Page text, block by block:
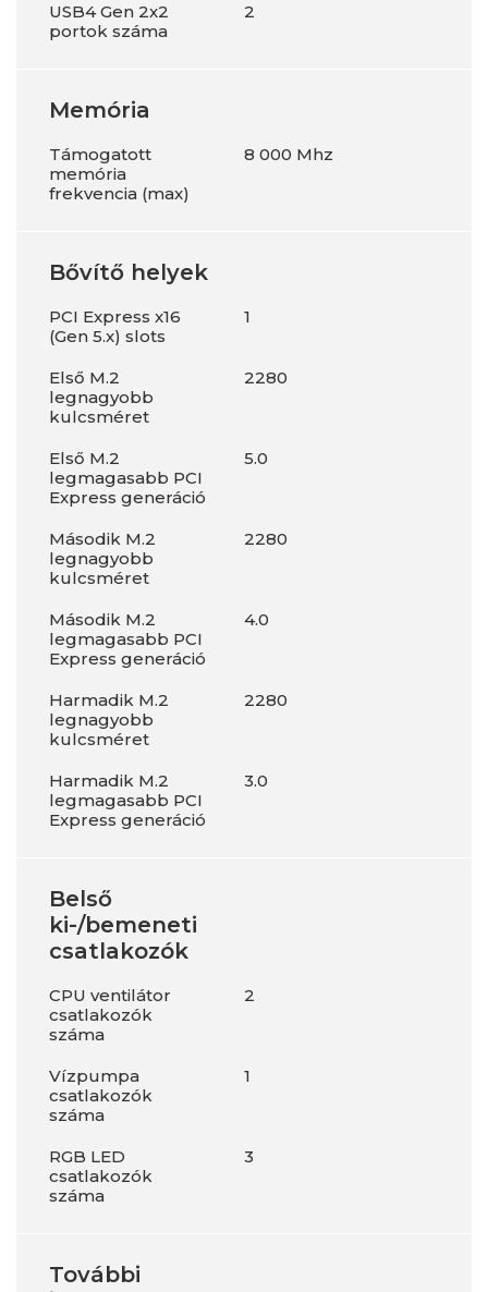
USB4 Gen 2x2
portok száma
2
Memória
Támogatott
memória
frekvencia (max)
8 000 Mhz
Bővítő helyek
PCI Express x16
(Gen 5.x) slots
1
Első M.2
legnagyobb
kulcsméret
2280
Első M.2
legmagasabb PCI
Express generáció
5.0
Második M.2
legnagyobb
kulcsméret
2280
Második M.2
legmagasabb PCI
Express generáció
4.0
Harmadik M.2
legnagyobb
kulcsméret
2280
Harmadik M.2
legmagasabb PCI
Express generáció
3.0
Belső
ki-/bemeneti
csatlakozók
CPU ventilátor
csatlakozók
száma
2
Vízpumpa
csatlakozók
száma
1
RGB LED
csatlakozók
száma
3
További